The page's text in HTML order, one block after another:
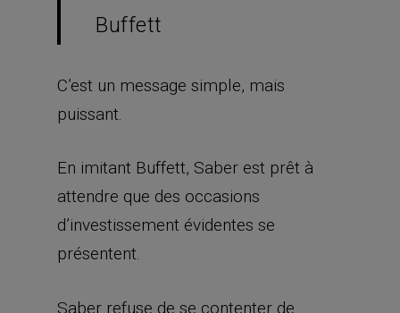
Buffett
C’est un message simple, mais
puissant.
En imitant Buffett, Saber est prêt à
attendre que des occasions
d’investissement évidentes se
présentent.
Saber refuse de se contenter de